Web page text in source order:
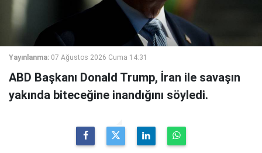
Yayınlanma: 07 Ağustos 2026 Cuma 14:31
ABD Başkanı Donald Trump, İran ile savaşın
yakında biteceğine inandığını söyledi.